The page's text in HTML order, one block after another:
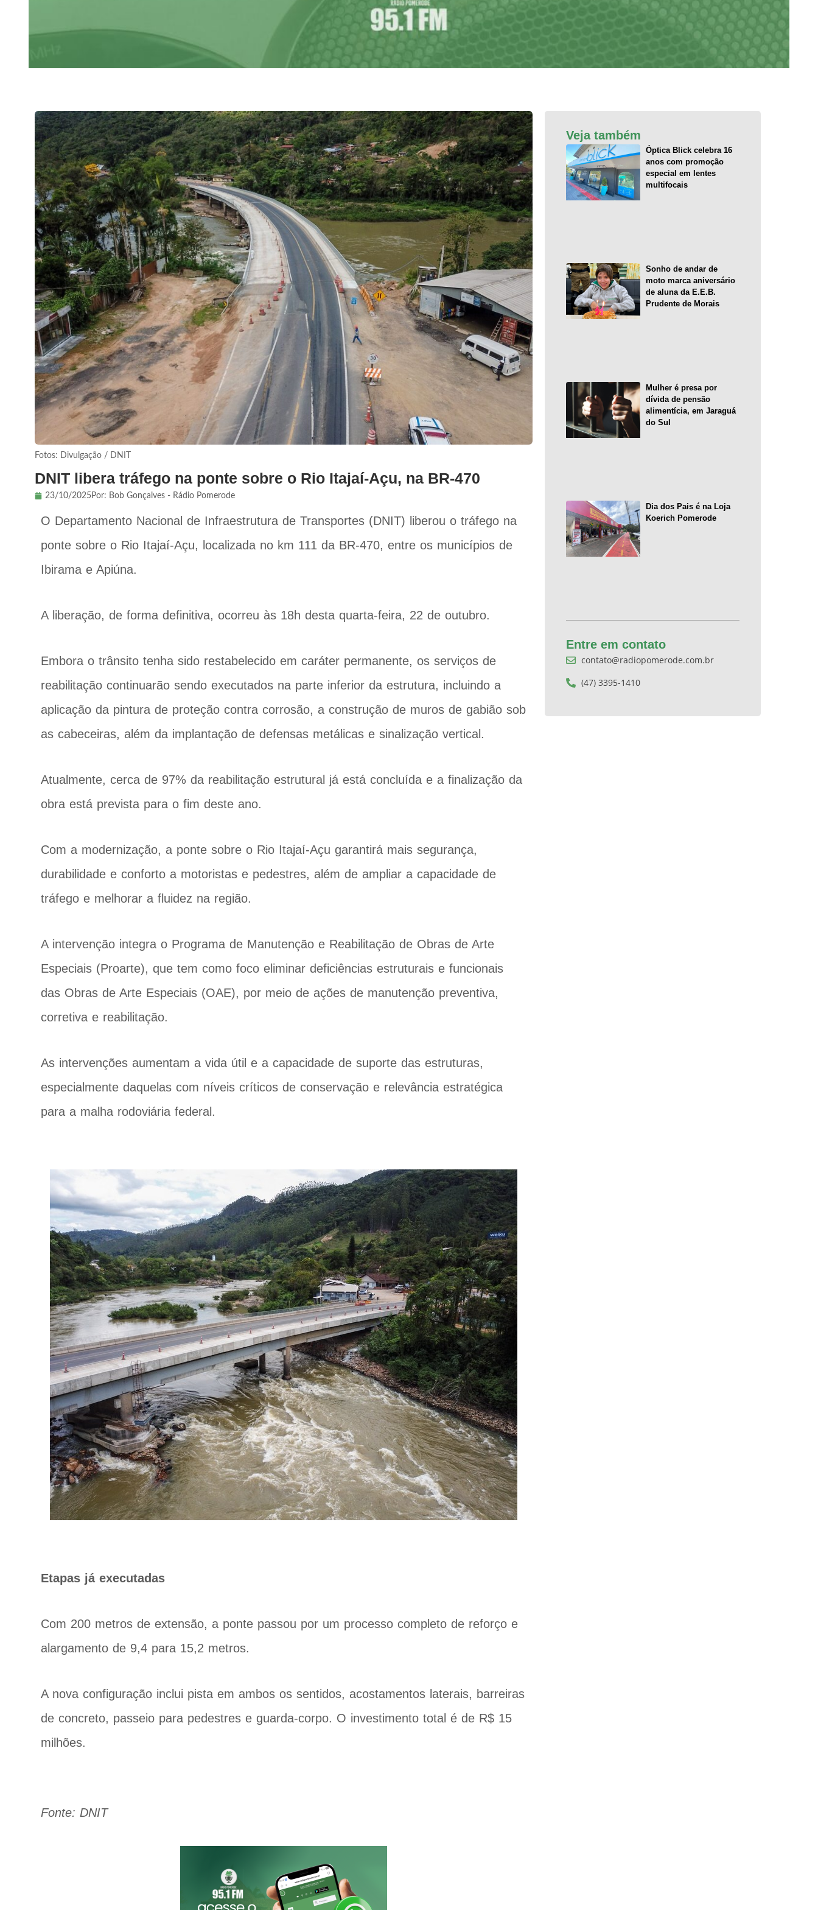
Fotos: Divulgação / DNIT
DNIT libera tráfego na ponte sobre o Rio Itajaí-Açu, na BR-470
23/10/2025Por: Bob Gonçalves - Rádio Pomerode
O Departamento Nacional de Infraestrutura de Transportes (DNIT) liberou o tráfego na
ponte sobre o Rio Itajaí-Açu, localizada no km 111 da BR-470, entre os municípios de
Ibirama e Apiúna.
A liberação, de forma definitiva, ocorreu às 18h desta quarta-feira, 22 de outubro.
Embora o trânsito tenha sido restabelecido em caráter permanente, os serviços de
reabilitação continuarão sendo executados na parte inferior da estrutura, incluindo a
aplicação da pintura de proteção contra corrosão, a construção de muros de gabião sob
as cabeceiras, além da implantação de defensas metálicas e sinalização vertical.
Atualmente, cerca de 97% da reabilitação estrutural já está concluída e a finalização da
obra está prevista para o fim deste ano.
Com a modernização, a ponte sobre o Rio Itajaí-Açu garantirá mais segurança,
durabilidade e conforto a motoristas e pedestres, além de ampliar a capacidade de
tráfego e melhorar a fluidez na região.
A intervenção integra o Programa de Manutenção e Reabilitação de Obras de Arte
Especiais (Proarte), que tem como foco eliminar deficiências estruturais e funcionais
das Obras de Arte Especiais (OAE), por meio de ações de manutenção preventiva,
corretiva e reabilitação.
As intervenções aumentam a vida útil e a capacidade de suporte das estruturas,
especialmente daquelas com níveis críticos de conservação e relevância estratégica
para a malha rodoviária federal.
Etapas já executadas
Com 200 metros de extensão, a ponte passou por um processo completo de reforço e
alargamento de 9,4 para 15,2 metros.
A nova configuração inclui pista em ambos os sentidos, acostamentos laterais, barreiras
de concreto, passeio para pedestres e guarda-corpo. O investimento total é de R$ 15
milhões.
Fonte: DNIT
Veja também
Óptica Blick celebra 16
anos com promoção
especial em lentes
multifocais
Sonho de andar de
moto marca aniversário
de aluna da E.E.B.
Prudente de Morais
Mulher é presa por
dívida de pensão
alimentícia, em Jaraguá
do Sul
Dia dos Pais é na Loja
Koerich Pomerode
Entre em contato
contato@radiopomerode.com.br
(47) 3395-1410